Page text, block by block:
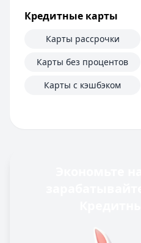
Кредитные карты
Карты рассрочки
Карты без процентов
Карты с кэшбэком